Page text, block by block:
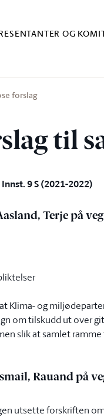
OG
forslag
til
9 S (2021-2022)
Terje på
Klima- og
om tilskudd ut over
slik at samlet
Rauand på
utsette forskriften